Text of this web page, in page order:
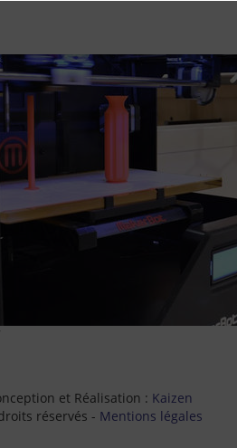
et Réalisation : Kaizen
réservés - Mentions légales